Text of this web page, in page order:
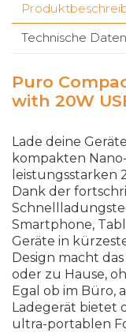
Technische Daten
Puro
with 20W
Lade deine
kompakten
leistungsstarken
Dank der
Smartphone,
Geräte in
Design macht
oder zu Hause,
Egal ob im Büro,
Ladegerät bietet d
u tra-portab en F